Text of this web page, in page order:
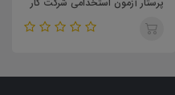
و تامین سال 1404